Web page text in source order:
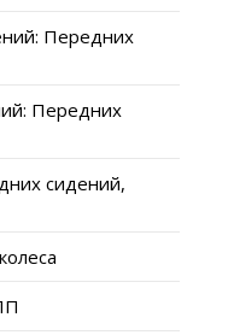
Передних
Передних
сидений,